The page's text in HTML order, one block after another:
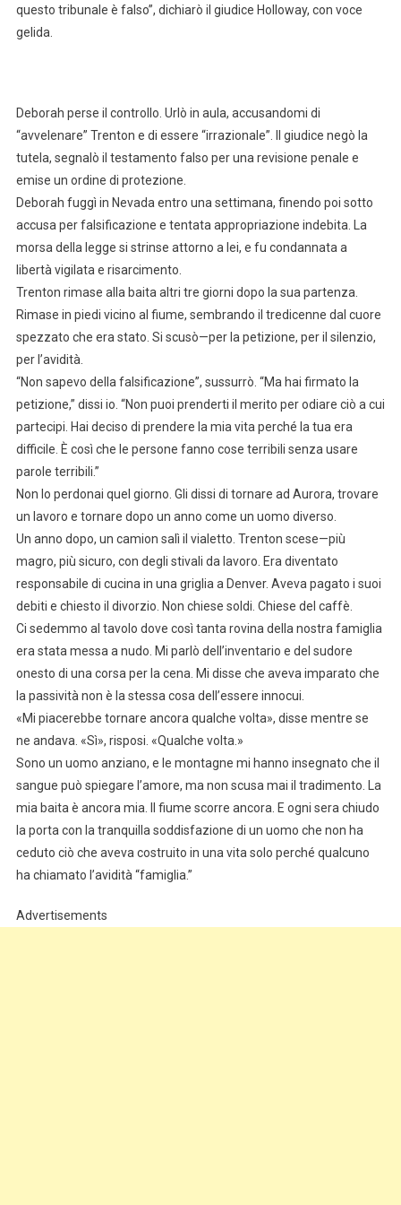
questo tribunale è falso”, dichiarò il giudice Holloway, con voce
gelida.
Deborah perse il controllo. Urlò in aula, accusandomi di
“avvelenare” Trenton e di essere “irrazionale”. Il giudice negò la
tutela, segnalò il testamento falso per una revisione penale e
emise un ordine di protezione.
Deborah fuggì in Nevada entro una settimana, finendo poi sotto
accusa per falsificazione e tentata appropriazione indebita. La
morsa della legge si strinse attorno a lei, e fu condannata a
libertà vigilata e risarcimento.
Trenton rimase alla baita altri tre giorni dopo la sua partenza.
Rimase in piedi vicino al fiume, sembrando il tredicenne dal cuore
spezzato che era stato. Si scusò—per la petizione, per il silenzio,
per l’avidità.
“Non sapevo della falsificazione”, sussurrò. “Ma hai firmato la
petizione,” dissi io. “Non puoi prenderti il merito per odiare ciò a cui
partecipi. Hai deciso di prendere la mia vita perché la tua era
difficile. È così che le persone fanno cose terribili senza usare
parole terribili.”
Non lo perdonai quel giorno. Gli dissi di tornare ad Aurora, trovare
un lavoro e tornare dopo un anno come un uomo diverso.
Un anno dopo, un camion salì il vialetto. Trenton scese—più
magro, più sicuro, con degli stivali da lavoro. Era diventato
responsabile di cucina in una griglia a Denver. Aveva pagato i suoi
debiti e chiesto il divorzio. Non chiese soldi. Chiese del caffè.
Ci sedemmo al tavolo dove così tanta rovina della nostra famiglia
era stata messa a nudo. Mi parlò dell’inventario e del sudore
onesto di una corsa per la cena. Mi disse che aveva imparato che
la passività non è la stessa cosa dell’essere innocui.
«Mi piacerebbe tornare ancora qualche volta», disse mentre se
ne andava. «Sì», risposi. «Qualche volta.»
Sono un uomo anziano, e le montagne mi hanno insegnato che il
sangue può spiegare l’amore, ma non scusa mai il tradimento. La
mia baita è ancora mia. Il fiume scorre ancora. E ogni sera chiudo
la porta con la tranquilla soddisfazione di un uomo che non ha
ceduto ciò che aveva costruito in una vita solo perché qualcuno
ha chiamato l’avidità “famiglia.”
Advertisements